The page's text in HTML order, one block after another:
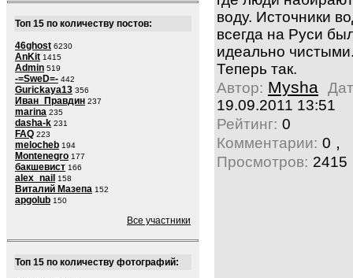
Топ 15 по количеству постов:
46ghost 6230
AnKit 1415
Admin 519
-=SweD=- 442
Gurickaya13 356
Иван_Правдин 237
marina 235
dasha-k 231
FAQ 223
melocheb 194
Montenegro 177
бакшевист 166
alex_nail 158
Виталий Мазепа 152
apgolub 150
Все участники
Топ 15 по количеству фотографий:
воду. Источники
всегда на Руси
идеально
Теперь так.
Автор: Mysha
19.09.2011 13:51
Рейтинг: 0
Комментарии: 0 ,
Просмотров: 2415